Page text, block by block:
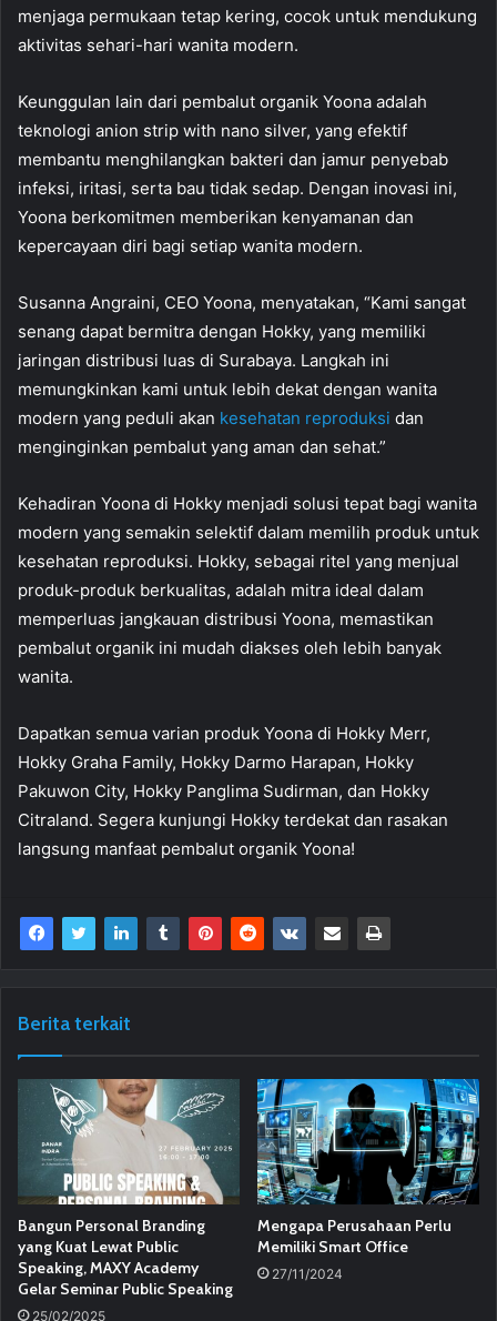
menjaga permukaan tetap kering, cocok untuk mendukung
aktivitas sehari-hari wanita modern.
Keunggulan lain dari pembalut organik Yoona adalah
teknologi anion strip with nano silver, yang efektif
membantu menghilangkan bakteri dan jamur penyebab
infeksi, iritasi, serta bau tidak sedap. Dengan inovasi ini,
Yoona berkomitmen memberikan kenyamanan dan
kepercayaan diri bagi setiap wanita modern.
Susanna Angraini, CEO Yoona, menyatakan, “Kami sangat
senang dapat bermitra dengan Hokky, yang memiliki
jaringan distribusi luas di Surabaya. Langkah ini
memungkinkan kami untuk lebih dekat dengan wanita
modern yang peduli akan kesehatan reproduksi dan
menginginkan pembalut yang aman dan sehat.”
Kehadiran Yoona di Hokky menjadi solusi tepat bagi wanita
modern yang semakin selektif dalam memilih produk untuk
kesehatan reproduksi. Hokky, sebagai ritel yang menjual
produk-produk berkualitas, adalah mitra ideal dalam
memperluas jangkauan distribusi Yoona, memastikan
pembalut organik ini mudah diakses oleh lebih banyak
wanita.
Dapatkan semua varian produk Yoona di Hokky Merr,
Hokky Graha Family, Hokky Darmo Harapan, Hokky
Pakuwon City, Hokky Panglima Sudirman, dan Hokky
Citraland. Segera kunjungi Hokky terdekat dan rasakan
langsung manfaat pembalut organik Yoona!
Berita terkait
Bangun Personal Branding
yang Kuat Lewat Public
Speaking, MAXY Academy
Gelar Seminar Public Speaking
25/02/2025
Mengapa Perusahaan Perlu
Memiliki Smart Office
27/11/2024